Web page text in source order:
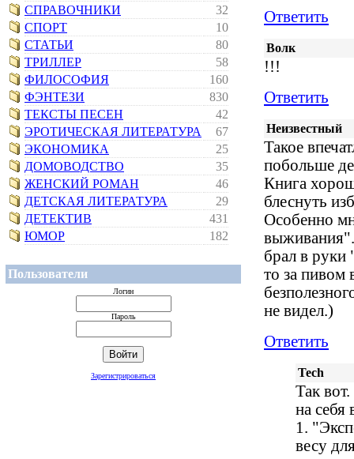
СПРАВОЧНИКИ
32
СПОРТ
10
СТАТЬИ
80
ТРИЛЛЕР
58
ФИЛОСОФИЯ
160
ФЭНТЕЗИ
830
ТЕКСТЫ ПЕСЕН
42
ЭРОТИЧЕСКАЯ ЛИТЕРАТУРА
67
ЭКОНОМИКА
25
ДОМОВОДСТВО
35
ЖЕНСКИЙ РОМАН
46
ДЕТСКАЯ ЛИТЕРАТУРА
29
ДЕТЕКТИВ
431
ЮМОР
182
Пользователи
Логин
Пароль
Зарегистрироваться
Ответить
Волк
!!!
Ответить
Неизвестный
Такое
побольше
Книга
блеснуть
Особенно
брал в руки
то за пивом
не видел.)
Ответить
Tech
Так
на себя
1.
весу